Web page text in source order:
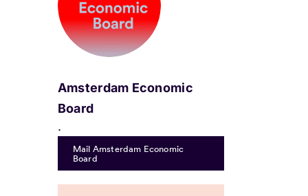
Amsterdam Economic
Board
.
Mail Amsterdam Economic
Board